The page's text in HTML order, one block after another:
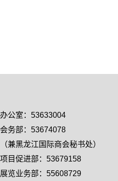
办公室：53633004
会务部：53674078
（兼黑龙江国际商会秘书处）
项目促进部：53679158
展览业务部：55608729